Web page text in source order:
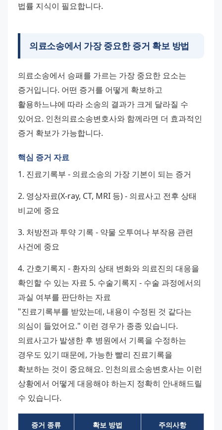
법률 지식이 필요합니다.
의료소송에서 가장 중요한 증거 확보 방법
의료소송에서 승패를 가르는 가장 중요한 요소는
증거입니다. 어떤 증거를 어떻게 확보하고
활용하느냐에 따라 소송의 결과가 크게 달라질 수
있어요. 인천의료소송변호사와 함께라면 더 효과적인
증거 확보가 가능합니다.
핵심 증거 자료
1. 진료기록부 - 의료소송의 가장 기본이 되는 증거
2. 영상자료(X-ray, CT, MRI 등) - 의료사고 전후 상태
비교에 중요
3. 처방전과 투약 기록 - 약물 오투여나 부작용 관련
사건에 중요
4. 간호기록지 - 환자의 상태 변화와 의료진의 대응을
확인할 수 있는 자료 5. 수술기록지 - 수술 과정에서의
과실 여부를 판단하는 자료
"진료기록부를 받았는데, 내용이 수정된 것 같다는
의심이 들었어요." 이런 경우가 종종 있습니다.
의료사고가 발생한 후 병원에서 기록을 수정하는
경우도 있기 때문에, 가능한 빨리 진료기록을
확보하는 것이 중요해요. 인천의료소송변호사는 이런
상황에서 어떻게 대응해야 하는지 정확히 안내해드릴
수 있습니다.
증거 종류 확보 방법 주의사항